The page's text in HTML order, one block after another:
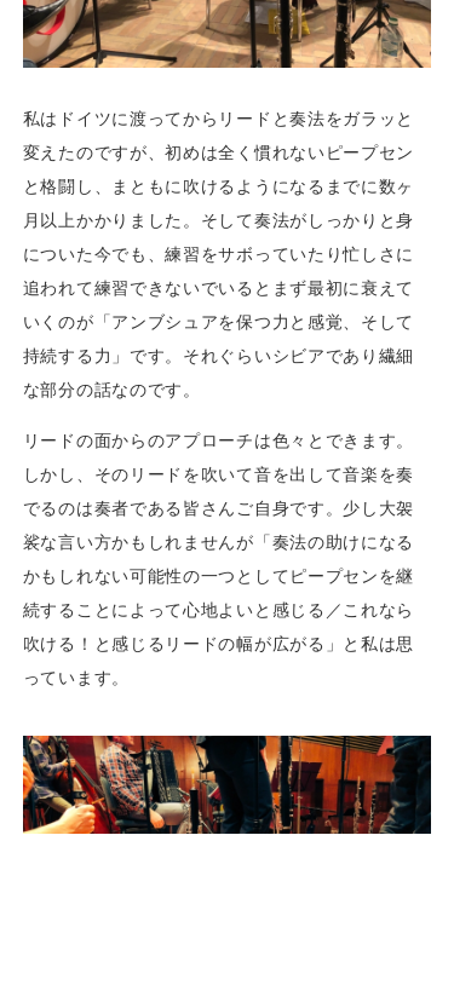
私はドイツに渡ってからリードと奏法をガラッと
変えたのですが、初めは全く慣れないピープセン
と格闘し、まともに吹けるようになるまでに数ヶ
月以上かかりました。そして奏法がしっかりと身
についた今でも、練習をサボっていたり忙しさに
追われて練習できないでいるとまず最初に衰えて
いくのが「アンブシュアを保つ力と感覚、そして
持続する力」です。それぐらいシビアであり繊細
な部分の話なのです。
リードの面からのアプローチは色々とできます。
しかし、そのリードを吹いて音を出して音楽を奏
でるのは奏者である皆さんご自身です。少し大袈
裟な言い方かもしれませんが「奏法の助けになる
かもしれない可能性の一つとしてピープセンを継
続することによって心地よいと感じる／これなら
吹ける！と感じるリードの幅が広がる」と私は思
っています。